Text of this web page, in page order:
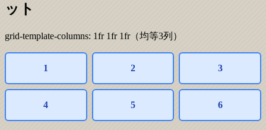
ット
grid-template-columns: 1fr 1fr 1fr（均等3列）
1 2 3
4 5 6